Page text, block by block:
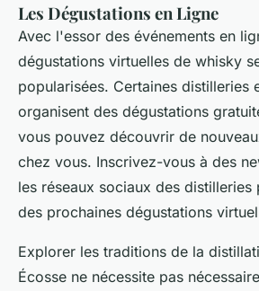
Les Dégustations en Ligne
Avec l'essor des événements en
dégustations virtuelles de whisky
popularisées. Certaines distilleries
organisent des dégustations
vous pouvez découvrir de
chez vous. Inscrivez-vous à des
les réseaux sociaux des
des prochaines dégustations
Explorer les traditions de la
Écosse ne nécessite pas